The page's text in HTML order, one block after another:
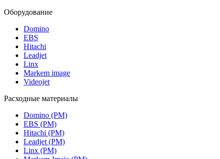
Оборудование
Domino
EBS
Hitachi
Leadjet
Linx
Markem image
Videojet
Расходные материалы
Domino (РМ)
EBS (РМ)
Hitachi (РМ)
Leadjet (РМ)
Linx (РМ)